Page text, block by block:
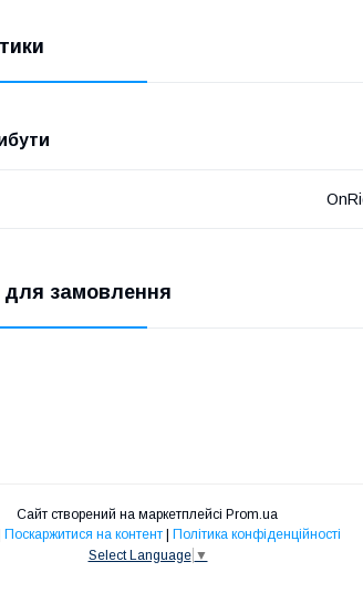
для замовлення
Сайт створений на маркетплейсі Prom.ua
Поскаржитися на контент
Політика конфіденційності
Select Language ▼